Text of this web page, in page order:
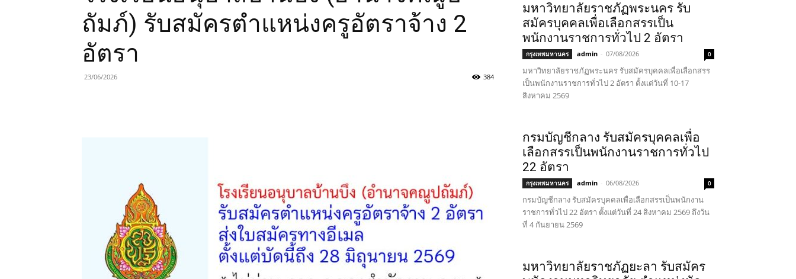
ถัมภ์) รับสมัครตำแหน่งครูอัตราจ้าง 2
อัตรา
23/06/2026 384
มหาวิทยาลัยราชภัฏพระนคร รับ
สมัครบุคคลเพื่อเลือกสรรเป็น
พนักงานราชการทั่วไป 2 อัตรา
กรุงเทพมหานคร admin - 07/08/2026 0
มหาวิทยาลัยราชภัฏพระนคร รับสมัครบุคคลเพื่อเลือกสรร
เป็นพนักงานราชการทั่วไป 2 อัตรา ตั้งแต่วันที่ 10-17
สิงหาคม 2569
กรมบัญชีกลาง รับสมัครบุคคลเพื่อ
เลือกสรรเป็นพนักงานราชการทั่วไป
22 อัตรา
กรุงเทพมหานคร admin - 06/08/2026 0
กรมบัญชีกลาง รับสมัครบุคคลเพื่อเลือกสรรเป็นพนักงาน
ราชการทั่วไป 22 อัตรา ตั้งแต่วันที่ 24 สิงหาคม 2569 ถึงวัน
ที่ 4 กันยายน 2569
มหาวิทยาลัยราชภัฏยะลา รับสมัคร